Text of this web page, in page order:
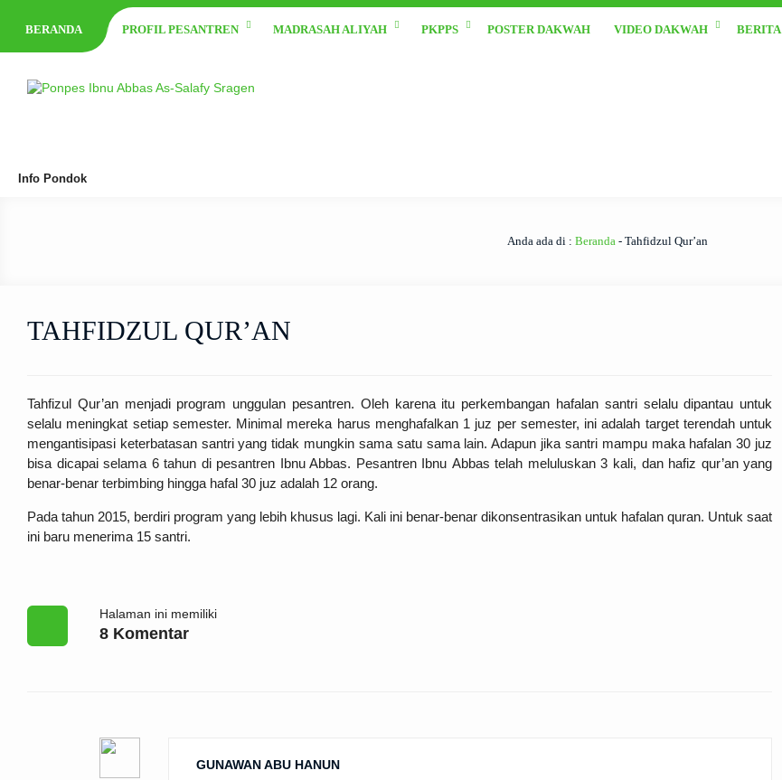
BERANDA PROFIL PESANTREN MADRASAH ALIYAH PKPPS POSTER DAKWAH VIDEO DAKWAH BERITA
Info Pondok
Anda ada di : Beranda - Tahfidzul Qur’an
TAHFIDZUL QUR’AN
Tahfizul Qur’an menjadi program unggulan pesantren. Oleh karena itu perkembangan hafalan santri selalu dipantau untuk
selalu meningkat setiap semester. Minimal mereka harus menghafalkan 1 juz per semester, ini adalah target terendah untuk
mengantisipasi keterbatasan santri yang tidak mungkin sama satu sama lain. Adapun jika santri mampu maka hafalan 30 juz
bisa dicapai selama 6 tahun di pesantren Ibnu Abbas. Pesantren Ibnu Abbas telah meluluskan 3 kali, dan hafiz qur’an yang
benar-benar terbimbing hingga hafal 30 juz adalah 12 orang.
Pada tahun 2015, berdiri program yang lebih khusus lagi. Kali ini benar-benar dikonsentrasikan untuk hafalan quran. Untuk saat
ini baru menerima 15 santri.
Halaman ini memiliki
8 Komentar
GUNAWAN ABU HANUN